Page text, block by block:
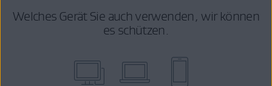
Welches Gerät Sie auch verwenden, wir können
es schützen.